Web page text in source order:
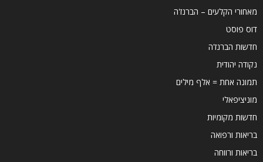
מאחורי הקלעים – הברנז'ה
דוס פוסט
חדשות הברנז'ה
נקודה יהודית
תמונה אחת = אלף מילים
מוניציפאלי
חדשות מקומיות
בריאות ורפואה
בריאות ורווחה